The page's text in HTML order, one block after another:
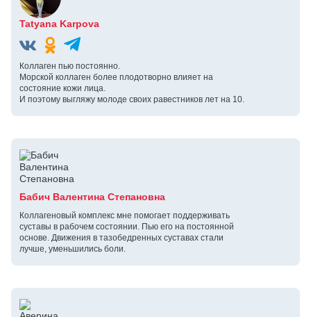
Tatyana Karpova
Коллаген пью постоянно.
Морской коллаген более плодотворно влияет на
состояние кожи лица.
И поэтому выгляжу молоде своих равестников лет на 10.
Бабич Валентина Степановна
Коллагеновый комплекс мне помогает поддерживать
суставы в рабочем состоянии. Пью его на постоянной
основе. Движения в тазобедренных суставах стали
лучше, уменьшились боли.